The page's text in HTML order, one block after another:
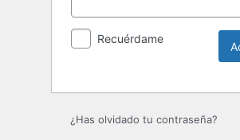
Recuérdame
¿Has olvidado tu contraseña?